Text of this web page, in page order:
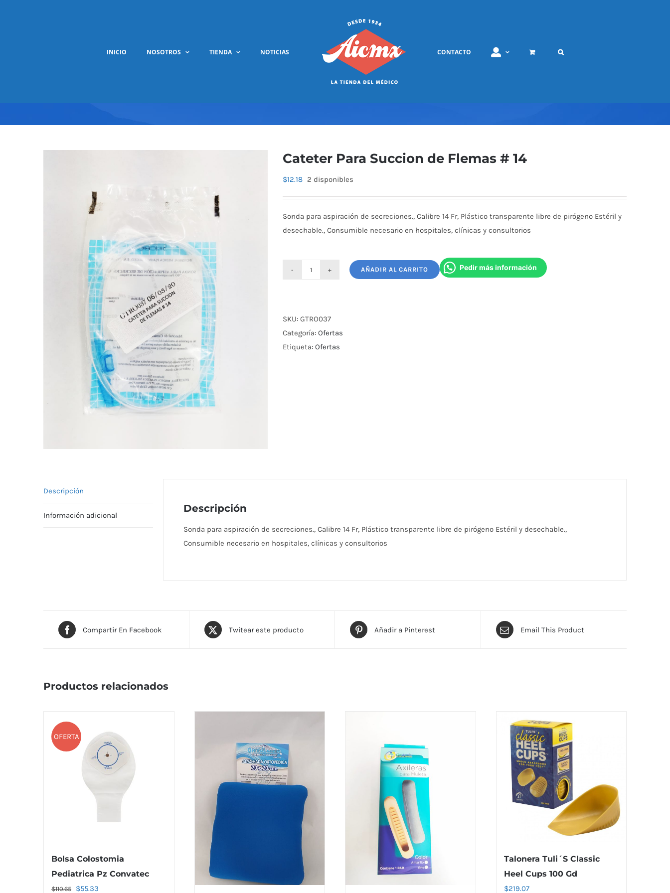
INICIO NOSOTROS TIENDA NOTICIAS CONTACTO
Cateter Para Succion de Flemas # 14
$12.18 2 disponibles
Sonda para aspiración de secreciones., Calibre 14 Fr, Plástico transparente libre de pirógeno Estéril y
desechable., Consumible necesario en hospitales, clínicas y consultorios
de
Flemas
#
AÑADIR AL CARRITO Pedir más información
SKU: GTRO037
Categoría: Ofertas
Etiqueta: Ofertas
Descripción
Información adicional
Descripción
Sonda para aspiración de secreciones., Calibre 14 Fr, Plástico transparente libre de pirógeno Estéril y desechable.,
Consumible necesario en hospitales, clínicas y consultorios
Compartir En Facebook Twitear este producto Añadir a Pinterest Email This Product
Productos relacionados
OFERTA
Bolsa Colostomia
Pediatrica Pz Convatec
$110.65
El
$55.33
Talonera Tuli´S Classic
Heel Cups 100 Gd
$219.07